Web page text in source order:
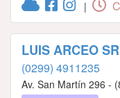
|
LUIS ARCEO
(0299) 4911235
Av. San Martín 296 -